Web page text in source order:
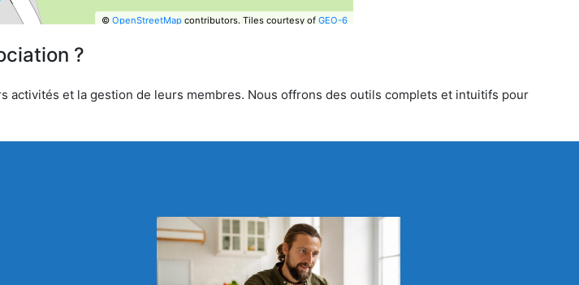
© OpenStreetMapcontributors. Tiles courtesy of GEO-6
?
activités et la gestion de leurs membres. Nous offrons des outils complets et intuitifs pour